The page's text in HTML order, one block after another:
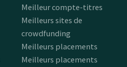
Meilleur compte-titres
Meilleurs sites de
crowdfunding
Meilleurs placements
Meilleurs placements